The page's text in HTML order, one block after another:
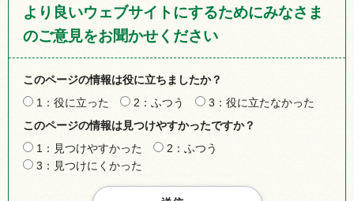
より良いウェブサイトにするためにみなさま
のご意見をお聞かせください
このページの情報は役に立ちましたか？
1：役に立った
2：ふつう
3：役に立たなかった
このページの情報は見つけやすかったですか？
1：見つけやすかった
2：ふつう
3：見つけにくかった